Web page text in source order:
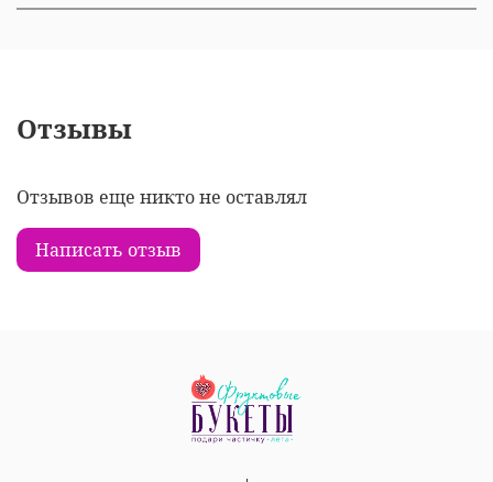
Отзывы
Отзывов еще никто не оставлял
Написать отзыв